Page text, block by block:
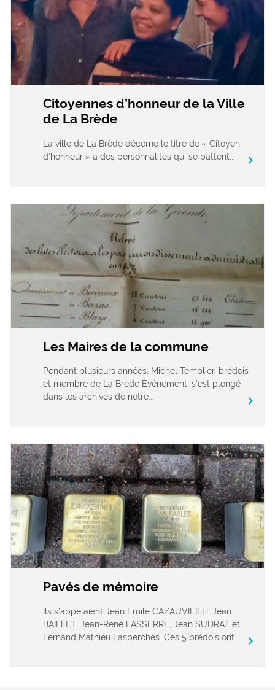
Citoyennes d’honneur de la Ville
de La Brède
La ville de La Brède décerne le titre de « Citoyen
d’honneur » à des personnalités qui se battent...
chevron_right
Les Maires de la commune
Pendant plusieurs années, Michel Templier, brédois
et membre de La Brède Événement, s’est plongé
dans les archives de notre...
chevron_right
Pavés de mémoire
Ils s’appelaient Jean Emile CAZAUVIEILH, Jean
BAILLET, Jean-René LASSERRE, Jean SUDRAT et
Fernand Mathieu Lasperches. Ces 5 brédois ont...
chevron_right